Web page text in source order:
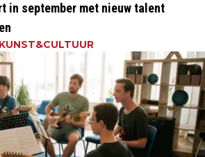
in september met nieuw talent
KUNST&CULTUUR